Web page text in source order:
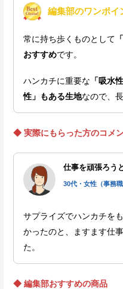
編集部のワンポイ
常に持ち歩くものとして
おすすめです。
ハンカチに重要な 「吸水
性」もある生地なので、
◆ 実際にもらった方のコメ
仕事を頑張ろう
30代・女性（事務職
サプライズでハンカチを
かったのと、ますます仕
た。
◆ 編集部おすすめの商品